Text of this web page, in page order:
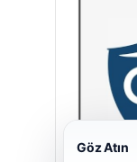
Göz Atın